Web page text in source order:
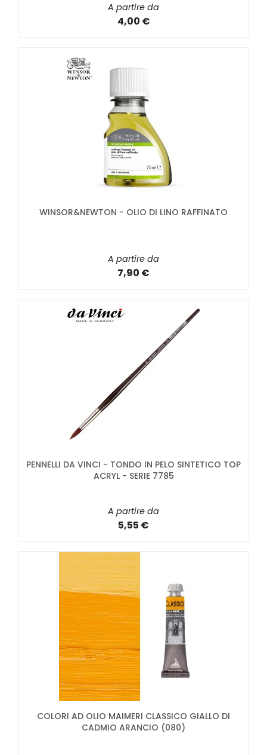
A partire da
4,00 €
WINSOR&NEWTON - OLIO DI LINO RAFFINATO
A partire da
7,90 €
PENNELLI DA VINCI - TONDO IN PELO SINTETICO TOP
ACRYL - SERIE 7785
A partire da
5,55 €
COLORI AD OLIO MAIMERI CLASSICO GIALLO DI
CADMIO ARANCIO (080)